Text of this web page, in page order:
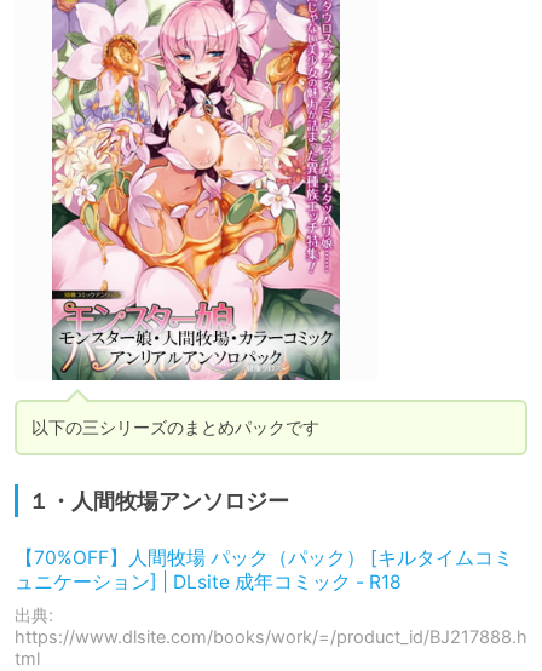
以下の三シリーズのまとめパックです
１・人間牧場アンソロジー
【70%OFF】人間牧場 パック（パック） [キルタイムコミ
ュニケーション] | DLsite 成年コミック - R18
出典:
https://www.dlsite.com/books/work/=/product_id/BJ217888.h
tml